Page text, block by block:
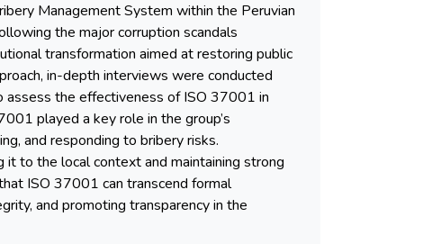
Management System within the Peruvian
the major corruption scandals
transformation aimed at restoring public
in-depth interviews were conducted
assess the effectiveness of ISO 37001 in
played a key role in the group’s
and responding to bribery risks.
to the local context and maintaining strong
ISO 37001 can transcend formal
and promoting transparency in the